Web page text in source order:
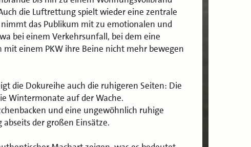
die Luftrettung spielt wieder eine zentrale
nimmt das Publikum mit zu emotionalen und
bei einem Verkehrsunfall, bei dem eine
mit einem PKW ihre Beine nicht mehr bewegen
die Dokureihe auch die ruhigeren Seiten: Die
Wintermonate auf der Wache.
und eine ungewöhnlich ruhige
der großen Einsätze.